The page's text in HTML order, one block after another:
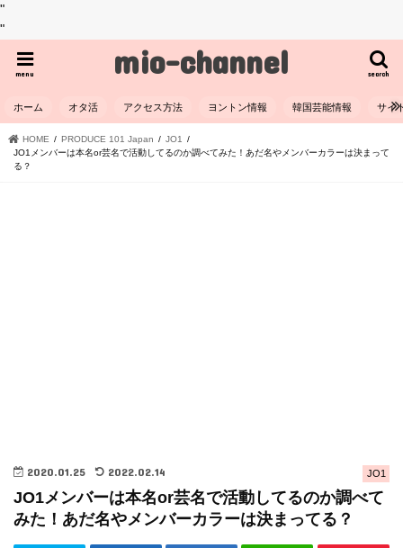
"
"
mio-channel search
menu
ホーム オタ活 アクセス方法 ヨントン情報 韓国芸能情報 サイ
HOME PRODUCE 101 Japan
JO1
JO1メンバーは本名or芸名で活動してるのか調べてみた！あだ名やメンバーカラーは決まって
る？
JO1
2020.01.25 2022.02.14
JO1メンバーは本名or芸名で活動してるのか調べて
みた！あだ名やメンバーカラーは決まってる？